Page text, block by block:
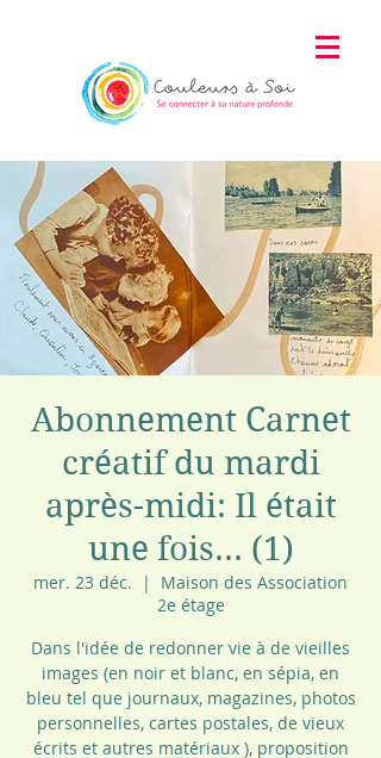
Abonnement Carnet
créatif du mardi
après-midi: Il était
une fois... (1)
mer. 23 déc.
  |
Maison des Association
2e étage
Dans l'idée de redonner vie à de vieilles
images (en noir et blanc, en sépia, en
bleu tel que journaux, magazines, photos
personnelles, cartes postales, de vieux
écrits et autres matériaux ), proposition